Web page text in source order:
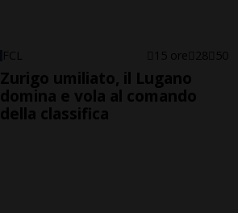
FCL 15 ore 28 50
Zurigo umiliato, il Lugano
domina e vola al comando
della classifica